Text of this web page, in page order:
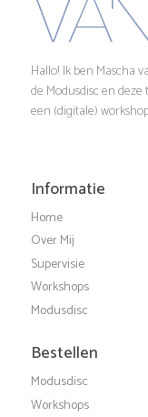
Hallo! Ik ben Mascha
de Modusdisc en
een (digitale)
Informatie
Home
Over Mij
Supervisie
Workshops
Modusdisc
Bestellen
Modusdisc
Workshops